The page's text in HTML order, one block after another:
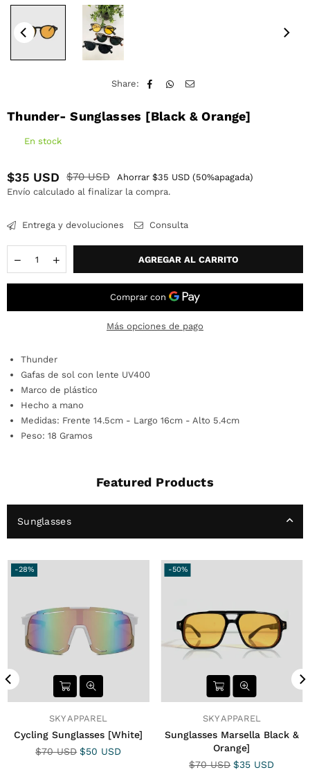
Share:
Thunder- Sunglasses [Black & Orange]
En stock
Precio
habitual
$35 USD $70 USD Ahorrar $35 USD (50%apagada)
Envío calculado al finalizar la compra.
Entrega y devoluciones Consulta
AGREGAR AL CARRITO
Más opciones de pago
Thunder
Gafas de sol con lente UV400
Marco de plástico
Hecho a mano
Medidas: Frente 14.5cm - Largo 16cm - Alto 5.4cm
Peso: 18 Gramos
Featured Products
Sunglasses
-28%
SKY APPAREL
Cycling Sunglasses [White]
Precio
$70 USD $50 USD
-50%
SKY APPAREL
Sunglasses Marsella Black &
Orange]
Precio
$70 USD $35 USD